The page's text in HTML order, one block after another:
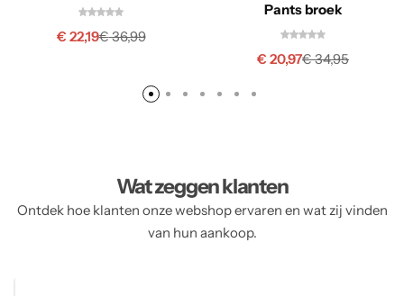
€36,99
€ 22,19
Pants broek
€34,95
€ 20,97
Wat zeggen klanten
Ontdek hoe klanten onze webshop ervaren en wat zij vinden
van hun aankoop.